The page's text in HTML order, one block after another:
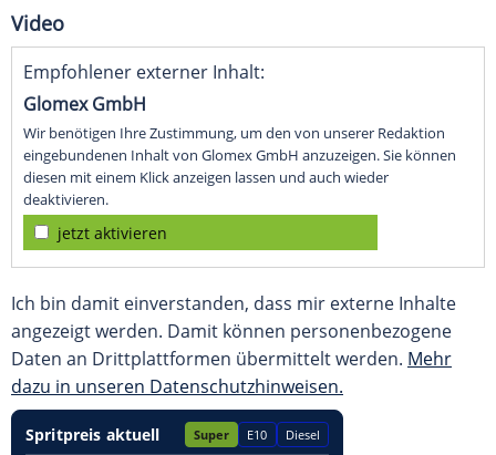
Video
Empfohlener externer Inhalt:
Glomex GmbH
Wir benötigen Ihre Zustimmung, um den von unserer Redaktion
eingebundenen Inhalt von Glomex GmbH anzuzeigen. Sie können
diesen mit einem Klick anzeigen lassen und auch wieder
deaktivieren.
jetzt aktivieren
Ich bin damit einverstanden, dass mir externe Inhalte
angezeigt werden. Damit können personenbezogene
Daten an Drittplattformen übermittelt werden. Mehr
dazu in unseren Datenschutzhinweisen.